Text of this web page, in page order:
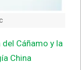
Cáñamo y la
China